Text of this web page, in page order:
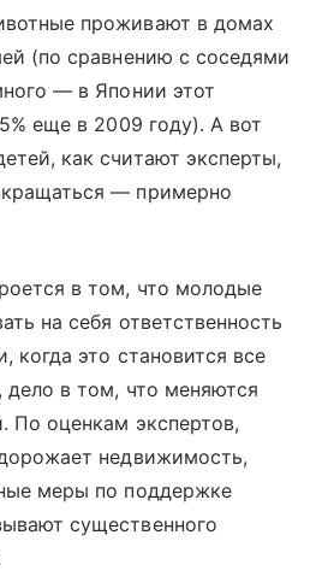
проживают в домах
(по сравнению с соседями
— в Японии этот
еще в 2009 году). А вот
как считают эксперты,
— примерно
в том, что молодые
на себя ответственность
когда это становится все
в том, что меняются
По оценкам экспертов,
недвижимость,
меры по поддержке
существенного